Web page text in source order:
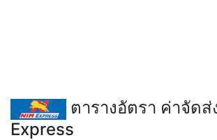
ตารางอัตรา ค่าจัดส่
Express